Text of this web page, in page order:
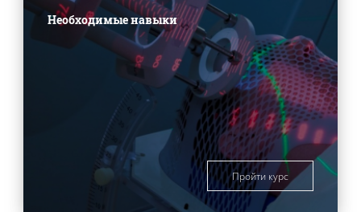
Необходимые навыки
Пройти курс